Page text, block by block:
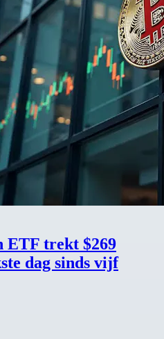
ETF trekt $269
dag sinds vijf